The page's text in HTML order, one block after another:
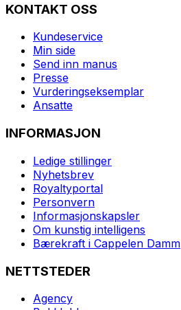
KONTAKT OSS
Kundeservice
Min side
Send inn manus
Presse
Vurderingseksemplar
Ansatte
INFORMASJON
Ledige stillinger
Nyhetsbrev
Royaltyportal
Personvern
Informasjonskapsler
Om kunstig intelligens
Bærekraft i Cappelen Damm
NETTSTEDER
Agency